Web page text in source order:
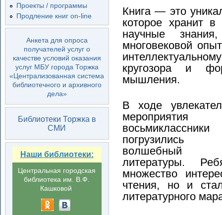
Проекты / программы
Продление книг on-line
Анкета для опроса
получателей услуг о
качестве условий оказания
услуг МБУ города Торжка
«Централизованная система
библиотечного и архивного
дела»
Библиотеки Торжка в
СМИ
Наши библиотеки:
Центральная городская
библиотека им. В.Ф.
Кашковой
Книга — это
которое хранит
научные
многовековой
кругозора и
мышления.
В ходе
мероприятия
восьмиклассники
волшебный
литературы.
множество
чтения, но и
литературного